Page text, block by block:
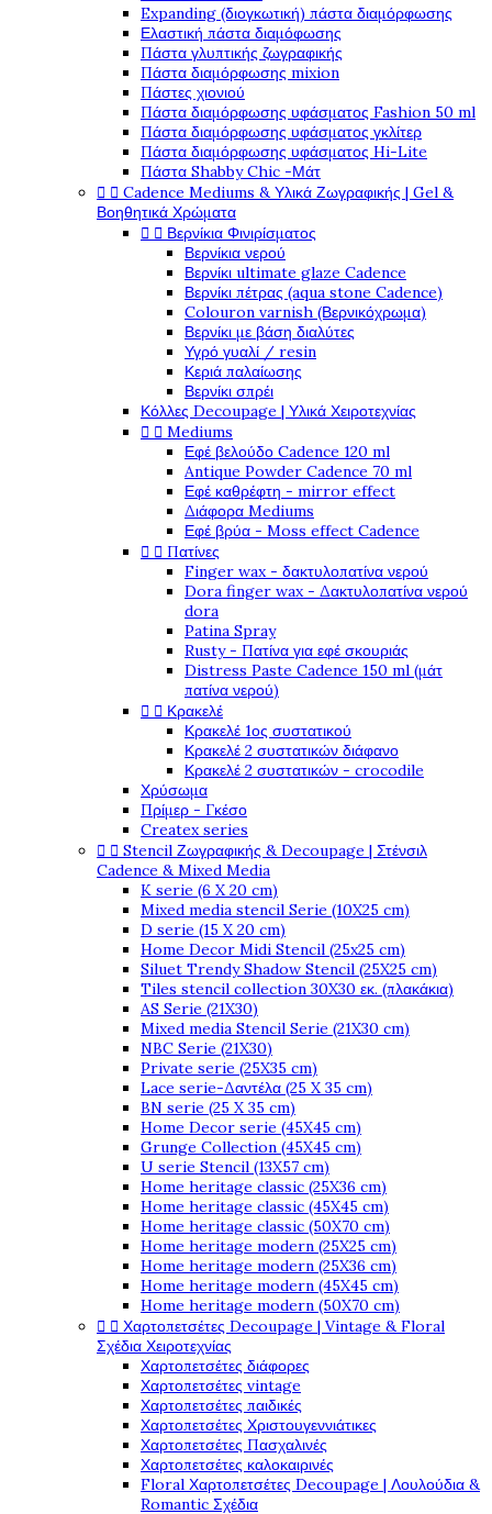
Expanding (διογκωτική) πάστα διαμόρφωσης
Ελαστική πάστα διαμόφωσης
Πάστα γλυπτικής ζωγραφικής
Πάστα διαμόρφωσης mixion
Πάστες χιονιού
Πάστα διαμόρφωσης υφάσματος Fashion 50 ml
Πάστα διαμόρφωσης υφάσματος γκλίτερ
Πάστα διαμόρφωσης υφάσματος Hi-Lite
Πάστα Shabby Chic -Μάτ
  Cadence Mediums & Υλικά Ζωγραφικής | Gel &
Βοηθητικά Χρώματα
  Βερνίκια Φινιρίσματος
Βερνίκια νερού
Βερνίκι ultimate glaze Cadence
Βερνίκι πέτρας (aqua stone Cadence)
Colouron varnish (Βερνικόχρωμα)
Βερνίκι με βάση διαλύτες
Υγρό γυαλί / resin
Κεριά παλαίωσης
Βερνίκι σπρέι
Κόλλες Decoupage | Υλικά Χειροτεχνίας
  Mediums
Εφέ βελούδο Cadence 120 ml
Antique Powder Cadence 70 ml
Εφέ καθρέφτη - mirror effect
Διάφορα Mediums
Εφέ βρύα - Moss effect Cadence
  Πατίνες
Finger wax - δακτυλοπατίνα νερού
Dora finger wax - Δακτυλοπατίνα νερού
dora
Patina Spray
Rusty - Πατίνα για εφέ σκουριάς
Distress Paste Cadence 150 ml (μάτ
πατίνα νερού)
  Κρακελέ
Κρακελέ 1ος συστατικού
Κρακελέ 2 συστατικών διάφανο
Κρακελέ 2 συστατικών - crocodile
Χρύσωμα
Πρίμερ - Γκέσο
Createx series
  Stencil Ζωγραφικής & Decoupage | Στένσιλ
Cadence & Mixed Media
K serie (6 X 20 cm)
Mixed media stencil Serie (10X25 cm)
D serie (15 X 20 cm)
Home Decor Midi Stencil (25x25 cm)
Siluet Trendy Shadow Stencil (25X25 cm)
Tiles stencil collection 30X30 εκ. (πλακάκια)
AS Serie (21X30)
Mixed media Stencil Serie (21X30 cm)
NBC Serie (21X30)
Private serie (25X35 cm)
Lace serie-Δαντέλα (25 X 35 cm)
BN serie (25 X 35 cm)
Home Decor serie (45X45 cm)
Grunge Collection (45X45 cm)
U serie Stencil (13X57 cm)
Home heritage classic (25X36 cm)
Home heritage classic (45X45 cm)
Home heritage classic (50X70 cm)
Home heritage modern (25X25 cm)
Home heritage modern (25X36 cm)
Home heritage modern (45X45 cm)
Home heritage modern (50X70 cm)
  Χαρτοπετσέτες Decoupage | Vintage & Floral
Σχέδια Χειροτεχνίας
Χαρτοπετσέτες διάφορες
Χαρτοπετσέτες vintage
Χαρτοπετσέτες παιδικές
Χαρτοπετσέτες Χριστουγεννιάτικες
Χαρτοπετσέτες Πασχαλινές
Χαρτοπετσέτες καλοκαιρινές
Floral Χαρτοπετσέτες Decoupage | Λουλούδια &
Romantic Σχέδια